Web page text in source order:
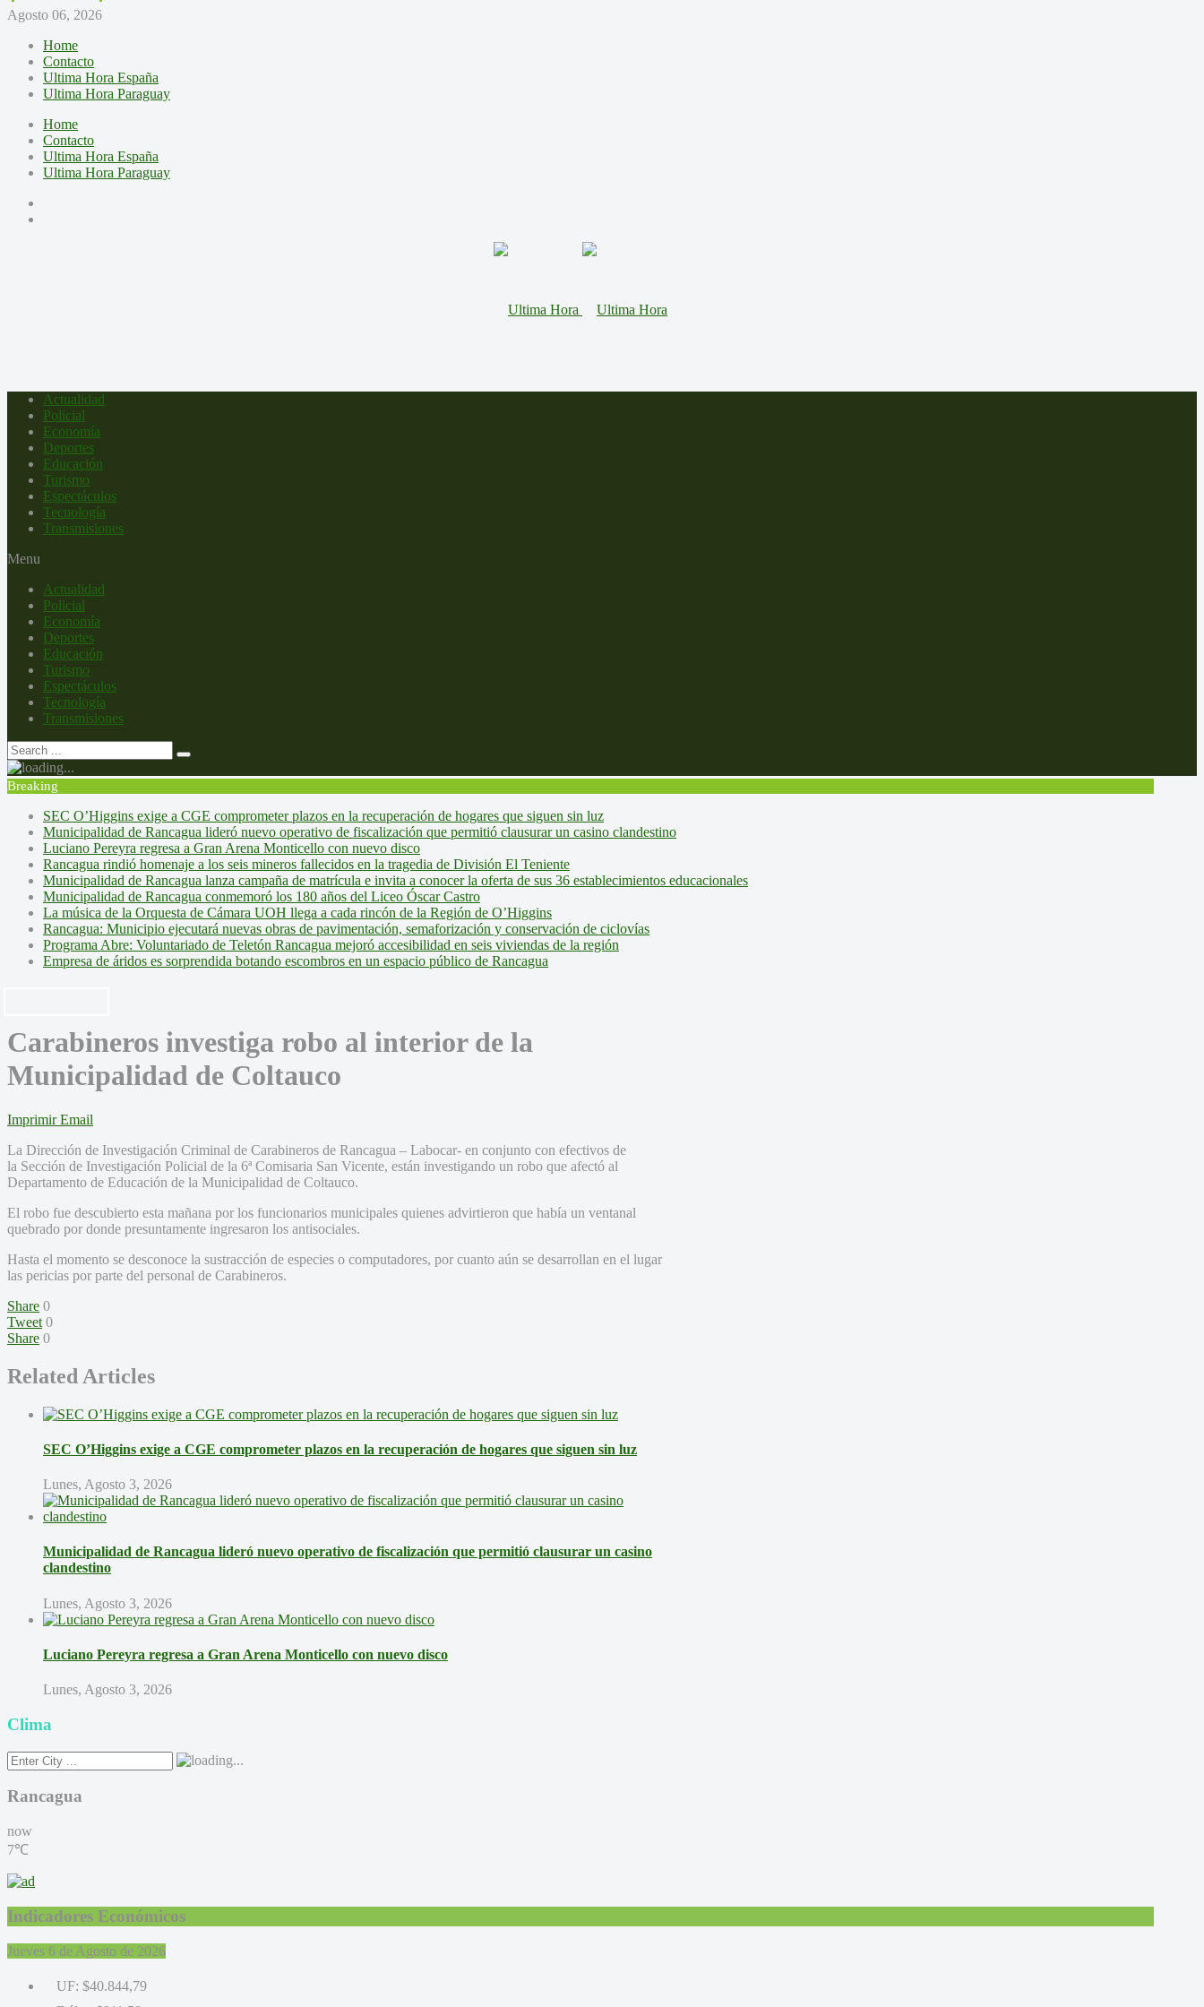
Agosto 06, 2026
Home
Contacto
Ultima Hora España
Ultima Hora Paraguay
Home
Contacto
Ultima Hora España
Ultima Hora Paraguay
Actualidad
Policial
Economía
Deportes
Educación
Turismo
Espectáculos
Tecnología
Transmisiones
Menu
Actualidad
Policial
Economía
Deportes
Educación
Turismo
Espectáculos
Tecnología
Transmisiones
Breaking
SEC O’Higgins exige a CGE comprometer plazos en la recuperación de hogares que siguen sin luz
Municipalidad de Rancagua lideró nuevo operativo de fiscalización que permitió clausurar un casino clandestino
Luciano Pereyra regresa a Gran Arena Monticello con nuevo disco
Rancagua rindió homenaje a los seis mineros fallecidos en la tragedia de División El Teniente
Municipalidad de Rancagua lanza campaña de matrícula e invita a conocer la oferta de sus 36 establecimientos educacionales
Municipalidad de Rancagua conmemoró los 180 años del Liceo Óscar Castro
La música de la Orquesta de Cámara UOH llega a cada rincón de la Región de O’Higgins
Rancagua: Municipio ejecutará nuevas obras de pavimentación, semaforización y conservación de ciclovías
Programa Abre: Voluntariado de Teletón Rancagua mejoró accesibilidad en seis viviendas de la región
Empresa de áridos es sorprendida botando escombros en un espacio público de Rancagua
Carabineros investiga robo al interior de la
Municipalidad de Coltauco
Imprimir Email
La Dirección de Investigación Criminal de Carabineros de Rancagua – Labocar- en conjunto con efectivos de
la Sección de Investigación Policial de la 6ª Comisaria San Vicente, están investigando un robo que afectó al
Departamento de Educación de la Municipalidad de Coltauco.
El robo fue descubierto esta mañana por los funcionarios municipales quienes advirtieron que había un ventanal
quebrado por donde presuntamente ingresaron los antisociales.
Hasta el momento se desconoce la sustracción de especies o computadores, por cuanto aún se desarrollan en el lugar
las pericias por parte del personal de Carabineros.
Share 0
Tweet 0
Share 0
Related Articles
SEC O’Higgins exige a CGE comprometer plazos en la recuperación de hogares que siguen sin luz
Lunes, Agosto 3, 2026
Municipalidad de Rancagua lideró nuevo operativo de fiscalización que permitió clausurar un casino
clandestino
Lunes, Agosto 3, 2026
Luciano Pereyra regresa a Gran Arena Monticello con nuevo disco
Lunes, Agosto 3, 2026
Clima
Rancagua
now
7℃
Indicadores Económicos
Jueves 6 de Agosto de 2026
UF: $40.844,79